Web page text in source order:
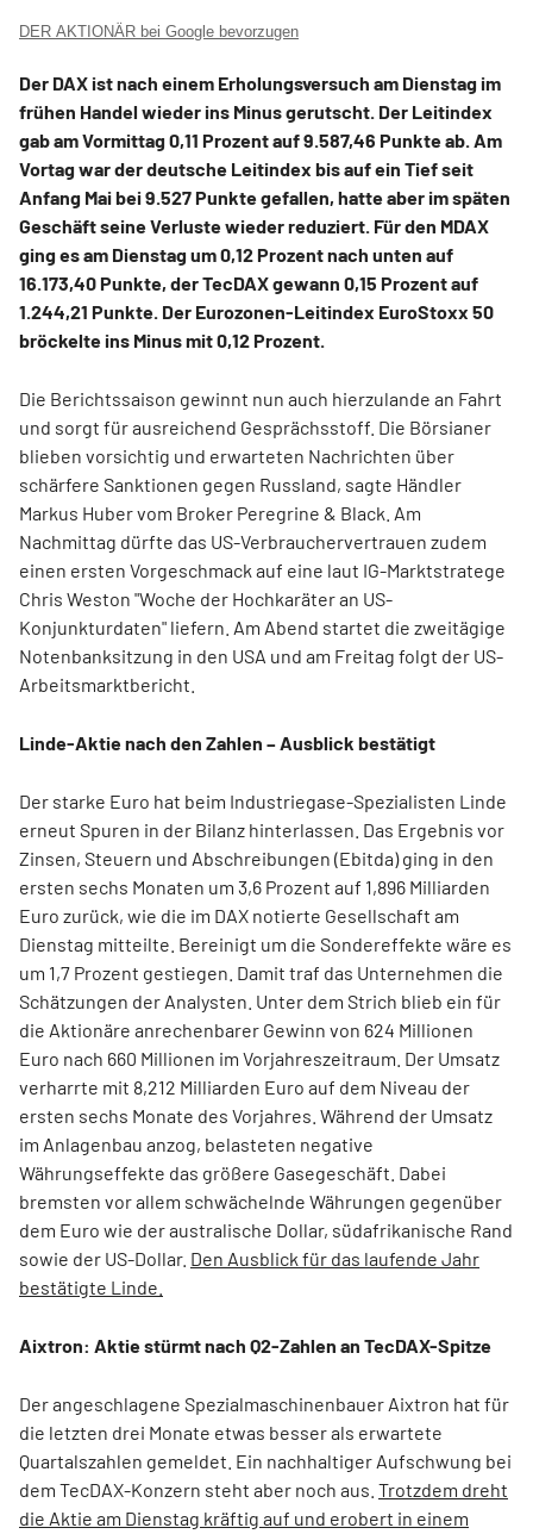
DER AKTIONÄR bei Google bevorzugen
Der DAX ist nach einem Erholungsversuch am Dienstag im
frühen Handel wieder ins Minus gerutscht. Der Leitindex
gab am Vormittag 0,11 Prozent auf 9.587,46 Punkte ab. Am
Vortag war der deutsche Leitindex bis auf ein Tief seit
Anfang Mai bei 9.527 Punkte gefallen, hatte aber im späten
Geschäft seine Verluste wieder reduziert. Für den MDAX
ging es am Dienstag um 0,12 Prozent nach unten auf
16.173,40 Punkte, der TecDAX gewann 0,15 Prozent auf
1.244,21 Punkte. Der Eurozonen-Leitindex EuroStoxx 50
bröckelte ins Minus mit 0,12 Prozent.
Die Berichtssaison gewinnt nun auch hierzulande an Fahrt
und sorgt für ausreichend Gesprächsstoff. Die Börsianer
blieben vorsichtig und erwarteten Nachrichten über
schärfere Sanktionen gegen Russland, sagte Händler
Markus Huber vom Broker Peregrine & Black. Am
Nachmittag dürfte das US-Verbrauchervertrauen zudem
einen ersten Vorgeschmack auf eine laut IG-Marktstratege
Chris Weston "Woche der Hochkaräter an US-
Konjunkturdaten" liefern. Am Abend startet die zweitägige
Notenbanksitzung in den USA und am Freitag folgt der US-
Arbeitsmarktbericht.
Linde-Aktie nach den Zahlen – Ausblick bestätigt
Der starke Euro hat beim Industriegase-Spezialisten Linde
erneut Spuren in der Bilanz hinterlassen. Das Ergebnis vor
Zinsen, Steuern und Abschreibungen (Ebitda) ging in den
ersten sechs Monaten um 3,6 Prozent auf 1,896 Milliarden
Euro zurück, wie die im DAX notierte Gesellschaft am
Dienstag mitteilte. Bereinigt um die Sondereffekte wäre es
um 1,7 Prozent gestiegen. Damit traf das Unternehmen die
Schätzungen der Analysten. Unter dem Strich blieb ein für
die Aktionäre anrechenbarer Gewinn von 624 Millionen
Euro nach 660 Millionen im Vorjahreszeitraum. Der Umsatz
verharrte mit 8,212 Milliarden Euro auf dem Niveau der
ersten sechs Monate des Vorjahres. Während der Umsatz
im Anlagenbau anzog, belasteten negative
Währungseffekte das größere Gasegeschäft. Dabei
bremsten vor allem schwächelnde Währungen gegenüber
dem Euro wie der australische Dollar, südafrikanische Rand
sowie der US-Dollar. Den Ausblick für das laufende Jahr
bestätigte Linde.
Aixtron: Aktie stürmt nach Q2-Zahlen an TecDAX-Spitze
Der angeschlagene Spezialmaschinenbauer Aixtron hat für
die letzten drei Monate etwas besser als erwartete
Quartalszahlen gemeldet. Ein nachhaltiger Aufschwung bei
dem TecDAX-Konzern steht aber noch aus. Trotzdem dreht
die Aktie am Dienstag kräftig auf und erobert in einem